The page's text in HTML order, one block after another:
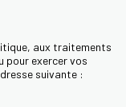
aux traitements
pour exercer vos
suivante :